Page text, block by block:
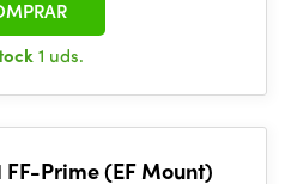
1 uds.
Prime (EF Mount)